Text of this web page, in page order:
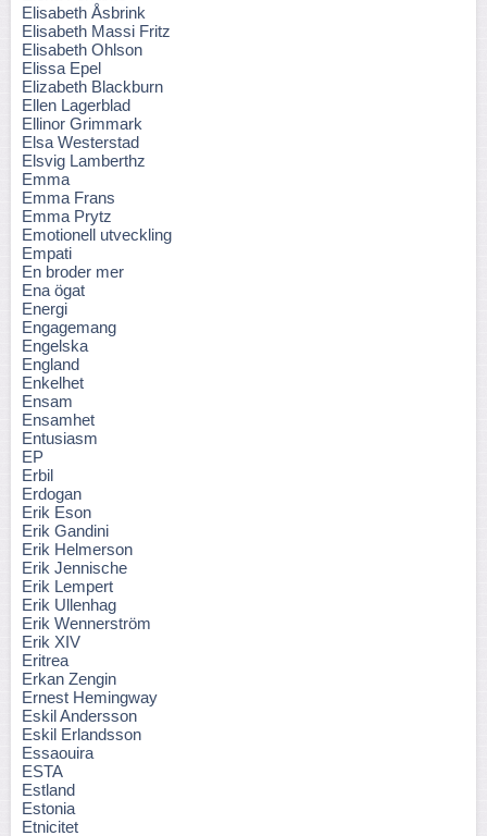
Elisabeth Åsbrink
Elisabeth Massi Fritz
Elisabeth Ohlson
Elissa Epel
Elizabeth Blackburn
Ellen Lagerblad
Ellinor Grimmark
Elsa Westerstad
Elsvig Lamberthz
Emma
Emma Frans
Emma Prytz
Emotionell utveckling
Empati
En broder mer
Ena ögat
Energi
Engagemang
Engelska
England
Enkelhet
Ensam
Ensamhet
Entusiasm
EP
Erbil
Erdogan
Erik Eson
Erik Gandini
Erik Helmerson
Erik Jennische
Erik Lempert
Erik Ullenhag
Erik Wennerström
Erik XIV
Eritrea
Erkan Zengin
Ernest Hemingway
Eskil Andersson
Eskil Erlandsson
Essaouira
ESTA
Estland
Estonia
Etnicitet